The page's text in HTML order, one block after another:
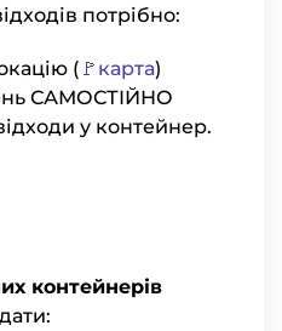
потрібно:
( 🚩карта)
САМОСТІЙНО
у контейнер.
контейнерів